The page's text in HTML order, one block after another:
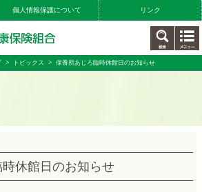
個人情報保護について リンク
> トピックス > 保養所あじろ臨時休館日のお知らせ
休館日のお知らせ